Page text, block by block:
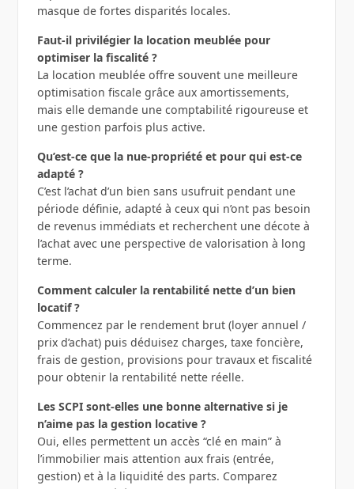
masque de fortes disparités locales.
Faut-il privilégier la location meublée pour
optimiser la fiscalité ?
La location meublée offre souvent une meilleure
optimisation fiscale grâce aux amortissements,
mais elle demande une comptabilité rigoureuse et
une gestion parfois plus active.
Qu’est-ce que la nue-propriété et pour qui est-ce
adapté ?
C’est l’achat d’un bien sans usufruit pendant une
période définie, adapté à ceux qui n’ont pas besoin
de revenus immédiats et recherchent une décote à
l’achat avec une perspective de valorisation à long
terme.
Comment calculer la rentabilité nette d’un bien
locatif ?
Commencez par le rendement brut (loyer annuel /
prix d’achat) puis déduisez charges, taxe foncière,
frais de gestion, provisions pour travaux et fiscalité
pour obtenir la rentabilité nette réelle.
Les SCPI sont-elles une bonne alternative si je
n’aime pas la gestion locative ?
Oui, elles permettent un accès “clé en main” à
l’immobilier mais attention aux frais (entrée,
gestion) et à la liquidité des parts. Comparez